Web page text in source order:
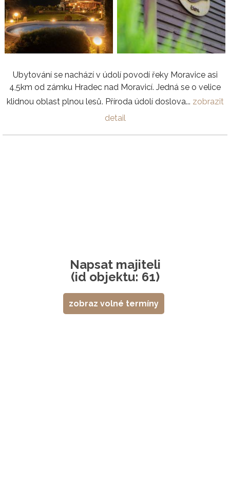
Ubytování se nachází v údolí povodí řeky Moravice asi
4,5km od zámku Hradec nad Moravicí. Jedná se o velice
klidnou oblast plnou lesů. Příroda údolí doslova... zobrazit
detail
Napsat majiteli
(id objektu: 61)
zobraz volné termíny